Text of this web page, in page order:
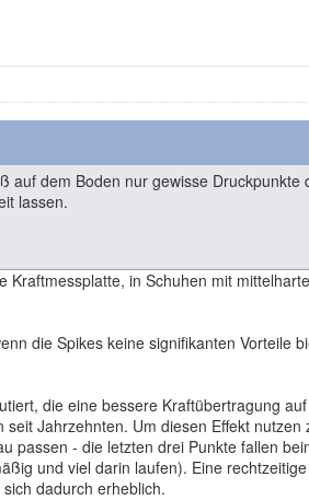
dem Boden nur gewisse Druckpunkte
lassen.
in Schuhen mit
die Spikes keine signifikanten Vorteile
die eine bessere Kraftübertragung
Jahrzehnten. Um diesen Effekt
passen - die letzten drei Punkte fallen
und viel darin laufen). Eine
dadurch erheblich.